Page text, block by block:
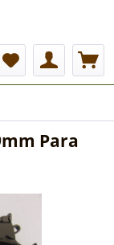
Para